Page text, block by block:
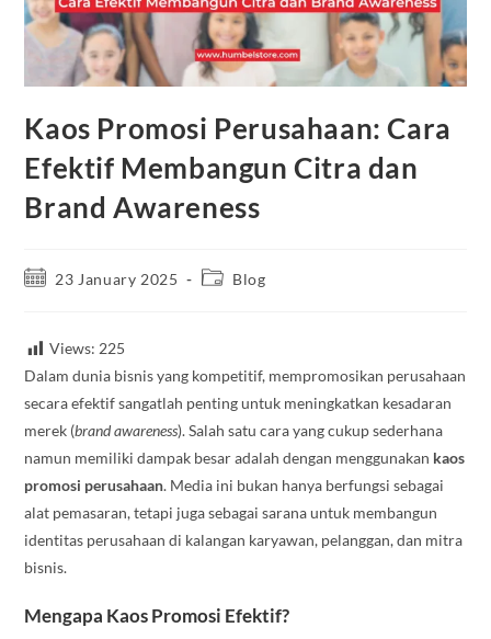
Kaos Promosi Perusahaan: Cara
Efektif Membangun Citra dan
Brand Awareness
23 January 2025 Blog
Views: 225
Dalam dunia bisnis yang kompetitif, mempromosikan perusahaan
secara efektif sangatlah penting untuk meningkatkan kesadaran
merek (brand awareness). Salah satu cara yang cukup sederhana
namun memiliki dampak besar adalah dengan menggunakan kaos
promosi perusahaan. Media ini bukan hanya berfungsi sebagai
alat pemasaran, tetapi juga sebagai sarana untuk membangun
identitas perusahaan di kalangan karyawan, pelanggan, dan mitra
bisnis.
Mengapa Kaos Promosi Efektif?